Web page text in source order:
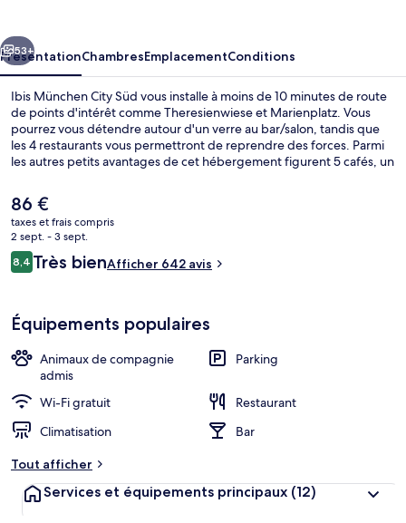
Suivant
53+
PrésentationChambresEmplacementConditions
Ibis München City Süd vous installe à moins de 10 minutes de route
de points d'intérêt comme Theresienwiese et Marienplatz. Vous
pourrez vous détendre autour d'un verre au bar/salon, tandis que
les 4 restaurants vous permettront de reprendre des forces. Parmi
les autres petits avantages de cet hébergement figurent 5 cafés, un
à une très courte distance à pied des transports publics : Arrêt de
tram Tegernseer Landstraße se trouve à 2 min et Station de métro
Wettersteinplatz, à 6 min.
Le
prix
actuel
est
de
86 €
taxes et frais compris
2 sept. - 3 sept.
Avis
voyageurs
8,48,4 sur 10
Très bienAfficher 642 avis
Équipements populaires
Animaux de compagnie
admis
Parking
Wi-Fi gratuit
Restaurant
Climatisation
Bar
Tout afficher
Services et équipements principaux (12)